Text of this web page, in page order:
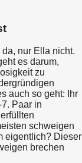
da, nur Ella nicht.
es darum,
zu
auch so geht: Ihr
Paar in
schweigen
eigentlich? Dieser
brechen